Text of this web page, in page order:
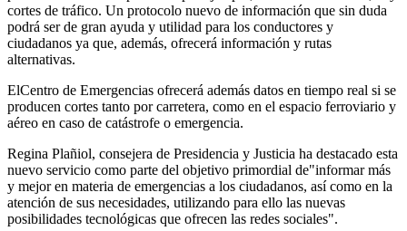
cortes de tráfico. Un protocolo nuevo de información que sin duda
podrá ser de gran ayuda y utilidad para los conductores y
ciudadanos ya que, además, ofrecerá información y rutas
alternativas.
ElCentro de Emergencias ofrecerá además datos en tiempo real si se
producen cortes tanto por carretera, como en el espacio ferroviario y
aéreo en caso de catástrofe o emergencia.
Regina Plañiol, consejera de Presidencia y Justicia ha destacado esta
nuevo servicio como parte del objetivo primordial de"informar más
y mejor en materia de emergencias a los ciudadanos, así como en la
atención de sus necesidades, utilizando para ello las nuevas
posibilidades tecnológicas que ofrecen las redes sociales".